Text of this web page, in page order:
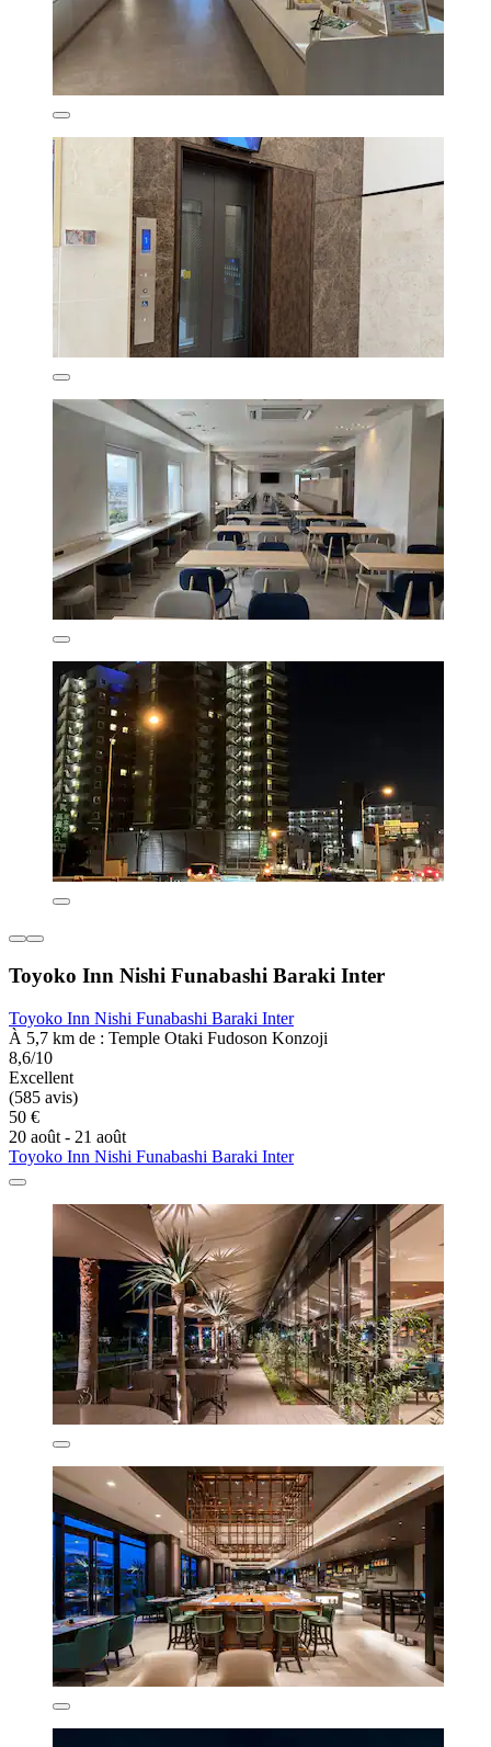
Toyoko Inn Nishi Funabashi Baraki Inter
Toyoko Inn Nishi Funabashi Baraki Inter
À 5,7 km de : Temple Otaki Fudoson Konzoji
8,6/10
Excellent
(585 avis)
50 €
20 août - 21 août
Toyoko Inn Nishi Funabashi Baraki Inter